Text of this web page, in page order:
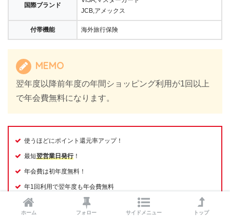
国際ブランド
JCB,アメックス
付帯機能 海外旅行保険
MEMO
翌年度以降前年度の年間ショッピング利用が1回以上
で年会費無料になります。
使うほどにポイント還元率アップ！
最短翌営業日発行！
年会費は初年度無料！
年1回利用で翌年度も年会費無料
ホーム フォロー サイドメニュー トップ